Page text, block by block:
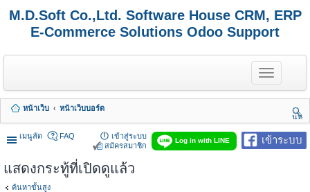
M.D.Soft Co.,Ltd. Software House CRM, ERP
E-Commerce Solutions Odoo Support
T
o
g
e
n
a
หน้าเว็บ
หน้าเว็บบอร์ด
นห
า
เมนูลัด
เข้าระบบ
Log in with LINE
FAQ
เข้าสู่ระบบ
สมัครสมาชิก
แสดงกระทู้ที่เปิดดูแล้ว
ค้นหาขั้นสูง